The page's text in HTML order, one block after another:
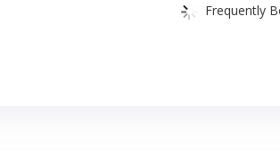
Frequently